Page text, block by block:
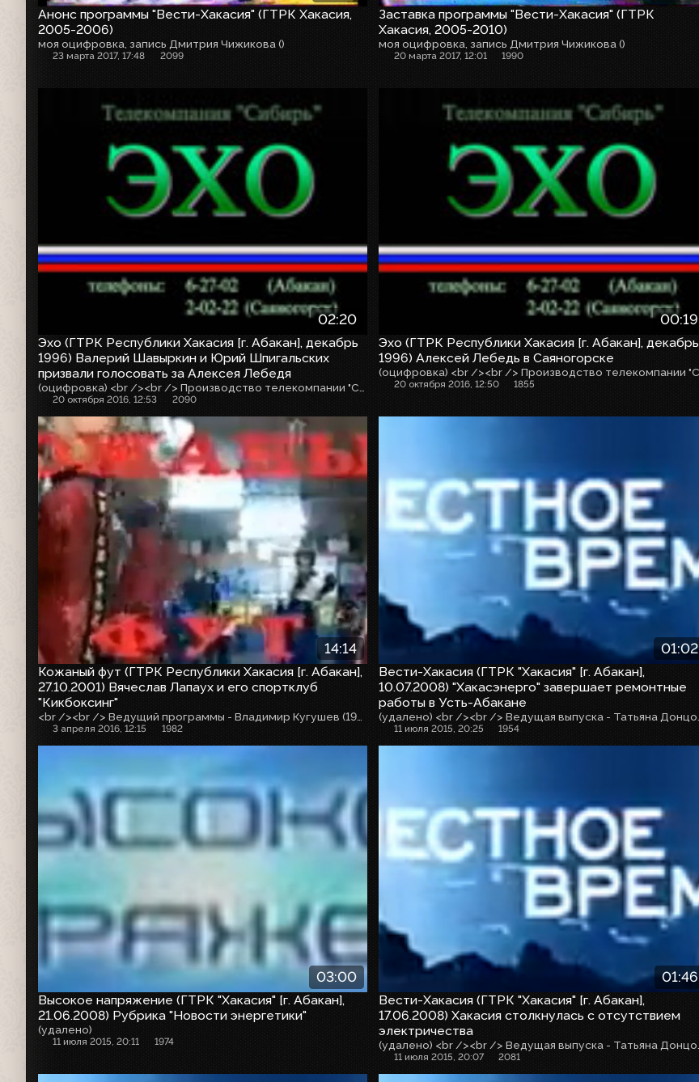
Анонс программы "Вести-Хакасия" (ГТРК Хакасия,
2005-2006)
моя оцифровка, запись Дмитрия Чижикова ()
23 марта 2017, 17:48 2099
Заставка программы "Вести-Хакасия" (ГТРК
Хакасия, 2005-2010)
моя оцифровка, запись Дмитрия Чижикова ()
20 марта 2017, 12:01 1990
02:20
Эхо (ГТРК Республики Хакасия [г. Абакан], декабрь
1996) Валерий Шавыркин и Юрий Шпигальских
призвали голосовать за Алексея Лебедя
20 октября 2016, 12:53 2090
00:19
Эхо (ГТРК Республики Хакасия [г. Абакан], декабрь
1996) Алексей Лебедь в Саяногорске
20 октября 2016, 12:50 1855
14:14
Кожаный фут (ГТРК Республики Хакасия [г. Абакан],
27.10.2001) Вячеслав Лапаух и его спортклуб
"Кикбоксинг"
3 апреля 2016, 12:15 1982
01:02
Вести-Хакасия (ГТРК "Хакасия" [г. Абакан],
10.07.2008) "Хакасэнерго" завершает ремонтные
работы в Усть-Абакане
11 июля 2015, 20:25 1954
03:00
Высокое напряжение (ГТРК "Хакасия" [г. Абакан],
21.06.2008) Рубрика "Новости энергетики"
(удалено)
11 июля 2015, 20:11 1974
01:46
Вести-Хакасия (ГТРК "Хакасия" [г. Абакан],
17.06.2008) Хакасия столкнулась с отсутствием
электричества
11 июля 2015, 20:07 2081